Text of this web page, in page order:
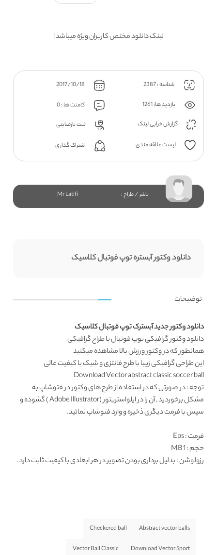
لینک دانلود مختص کاربران ویژه میباشد !
شناسه : 2387
بازدید ها: 1261
کامنت ها : 0
گزارش خرابی لینک
ثبت نارضایتی
لیست علاقه مندی اشتراک گذاری
ناشر / طراح : Mr Latifi
دانلود وکتور آبستره توپ فوتبال کلاسیک
توضیحات
دانلود وکتور جدید آبسترک توپ فوتبال کلاسیک
دانلود وکتورگرافیکی توپ فوتبال با طراح گرافیکی
همانطور که دروکتور ورزشبالا مشاهده میکنید
اینطراحی گرافیکیزیبا با طرح فانتزی و شیک با کیفیت عالی
Download Vector abstract classic soccer ball
توجه : در صورتی که در استفاده از طرح های وکتور در فتوشاپ به
مشکل برخوردید , آن را در ایلواستریتور (Adobe Illustrator ) گشوده و
سپس با فرمت دیگری ذخیره و وارد فتوشاپ نمائید.
فرمت: Eps
حجم : 1 MB
رزولوشن: بدلیل برداری بودن تصویر در هر ابعادی با کیفیت ثابت دارد.
Abstract vector balls
Checkered ball
Download Vector Sport
Vector Ball Classic